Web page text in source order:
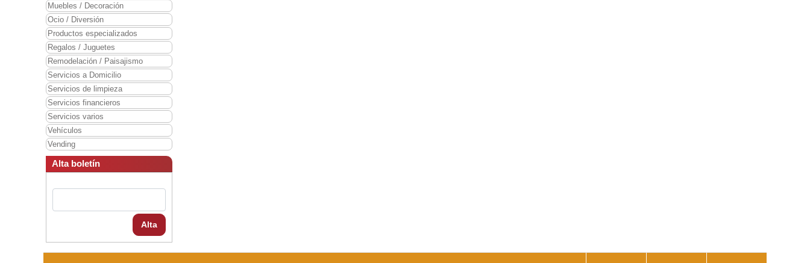
Muebles / Decoración
Ocio / Diversión
Productos especializados
Regalos / Juguetes
Remodelación / Paisajismo
Servicios a Domicilio
Servicios de limpieza
Servicios financieros
Servicios varios
Vehículos
Vending
Alta boletín
Alta